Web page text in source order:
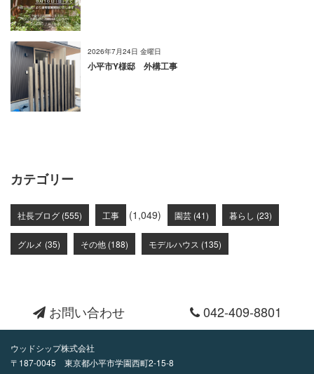
2026年7月24日 金曜日
小平市Y様邸 外構工事
カテゴリー
社長ブログ (555) 工事 (1,049) 園芸 (41) 暮らし (23)
グルメ (35) その他 (188) モデルハウス (135)
お問い合わせ 042-409-8801
ウッドシップ株式会社
〒187-0045 東京都小平市学園西町2-15-8